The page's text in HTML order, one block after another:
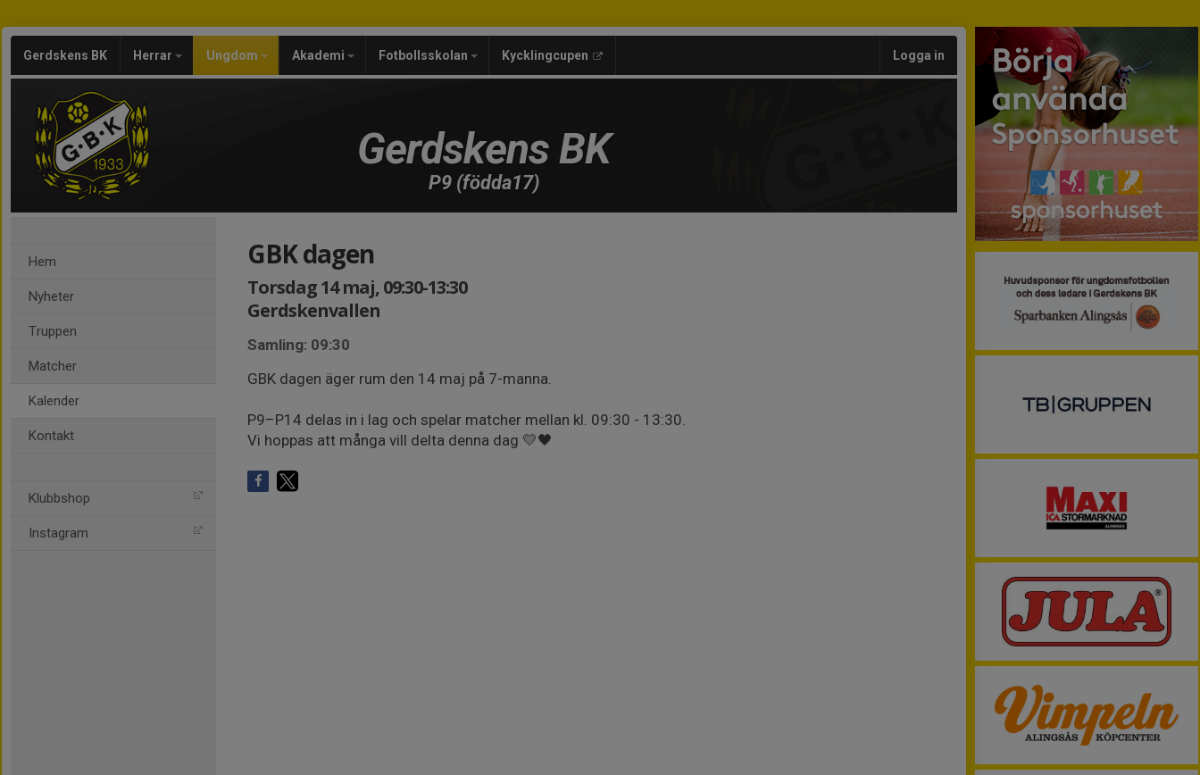
Gerdskens BK Herrar Ungdom Akademi Fotbollsskolan Kycklingcupen Logga in
Gerdskens BK
P9 (födda17)
Hem
Nyheter
Truppen
Matcher
Kalender
Kontakt
Klubbshop
Instagram
GBK dagen
Torsdag 14 maj, 09:30-13:30
Gerdskenvallen
Samling: 09:30
GBK dagen äger rum den 14 maj på 7-manna.
P9–P14 delas in i lag och spelar matcher mellan kl. 09:30 - 13:30.
Vi hoppas att många vill delta denna dag 💛🖤